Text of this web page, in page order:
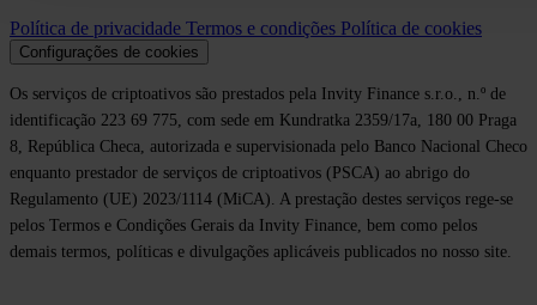
Política de privacidade Termos e condições Política de cookies
Configurações de cookies
Os serviços de criptoativos são prestados pela Invity Finance s.r.o., n.º de
identificação 223 69 775, com sede em Kundratka 2359/17a, 180 00 Praga
8, República Checa, autorizada e supervisionada pelo Banco Nacional Checo
enquanto prestador de serviços de criptoativos (PSCA) ao abrigo do
Regulamento (UE) 2023/1114 (MiCA). A prestação destes serviços rege-se
pelos Termos e Condições Gerais da Invity Finance, bem como pelos
demais termos, políticas e divulgações aplicáveis publicados no nosso site.